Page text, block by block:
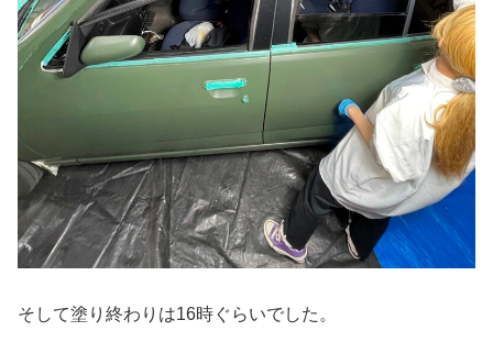
そして塗り終わりは16時ぐらいでした。